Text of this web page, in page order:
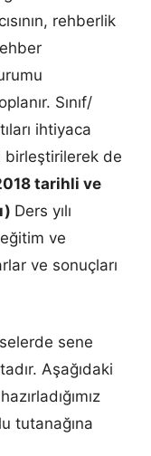
rehberlik
Sınıf/
ihtiyaca
birleştirilerek de
tarihli ve
Ders yılı
ve
ve sonuçları
sene
Aşağıdaki
tutanağına